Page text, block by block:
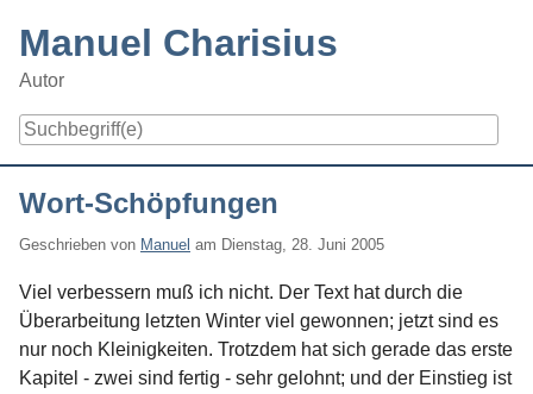
content
Manuel Charisius
Autor
Wort-Schöpfungen
Geschrieben von Manuel am Dienstag, 28. Juni 2005
Viel verbessern muß ich nicht. Der Text hat durch die
Überarbeitung letzten Winter viel gewonnen; jetzt sind es
nur noch Kleinigkeiten. Trotzdem hat sich gerade das erste
Kapitel - zwei sind fertig - sehr gelohnt; und der Einstieg ist